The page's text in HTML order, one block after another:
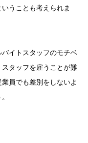
うことも考えられま
イトスタッフのモチベ
タッフを雇うことが難
員でも差別をしないよ